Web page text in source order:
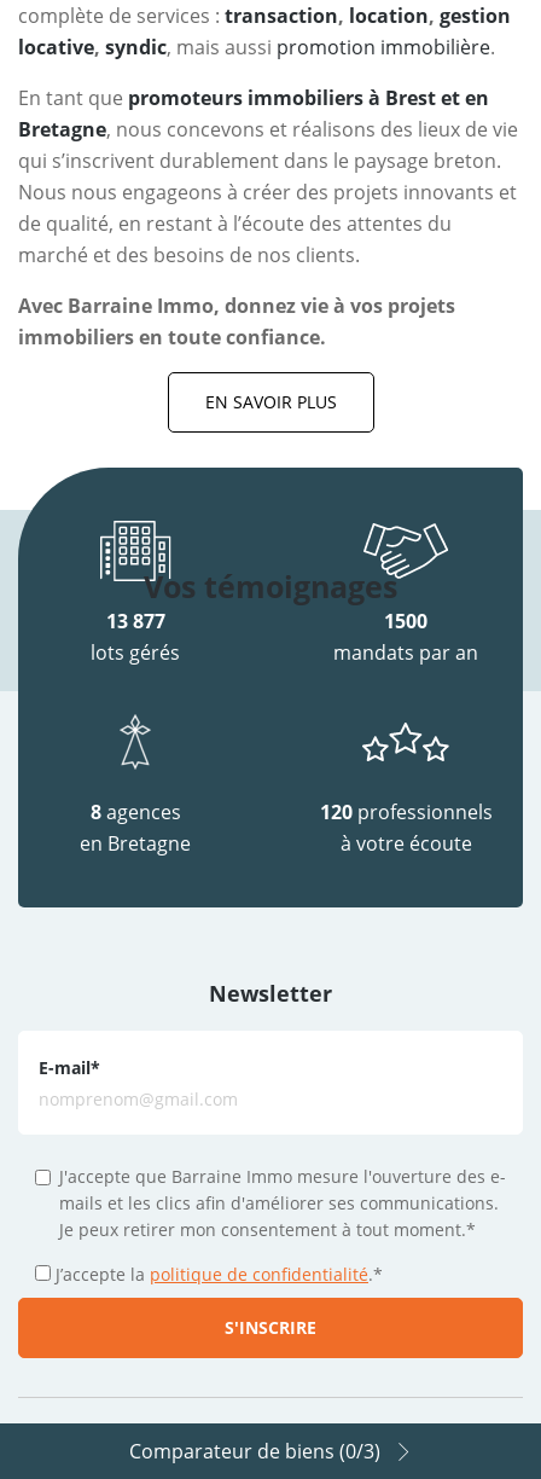
complète de services : transaction, location, gestion
locative, syndic, mais aussi promotion immobilière.
En tant que promoteurs immobiliers à Brest et en
Bretagne, nous concevons et réalisons des lieux de vie
qui s’inscrivent durablement dans le paysage breton.
Nous nous engageons à créer des projets innovants et
de qualité, en restant à l’écoute des attentes du
marché et des besoins de nos clients.
Avec Barraine Immo, donnez vie à vos projets
immobiliers en toute confiance.
EN SAVOIR PLUS
Vos témoignages
13 877
lots gérés
1500
mandats par an
8agences
en Bretagne
120 professionnels
à votre écoute
Newsletter
E-mail*
J'accepte que Barraine Immo mesure l'ouverture des e-
mails et les clics afin d'améliorer ses communications.
Je peux retirer mon consentement à tout moment.*
J’accepte la politique de confidentialité.*
Suivez-nous sur les réseaux
Comparateur de biens (0/3)